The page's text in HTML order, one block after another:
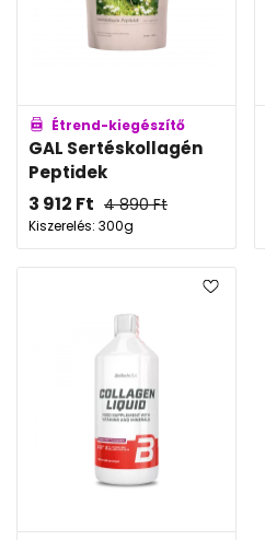
Étrend-kiegészítő
GAL Sertéskollagén
Peptidek
3 912 Ft 4 890Ft
Kiszerelés: 300g